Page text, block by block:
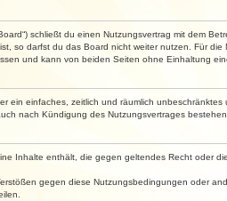
schließt du einen Nutzungsvertrag mit dem
so darfst du das Board nicht weiter nutzen. Für
und kann von beiden Seiten ohne Einhaltung
ein einfaches, zeitlich und räumlich
nach Kündigung des Nutzungsvertrages bestehen.
Inhalte enthält, die gegen geltendes Recht oder
gegen diese Nutzungsbedingungen oder